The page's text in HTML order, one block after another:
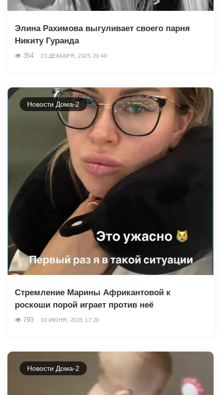
Элина Рахимова выгуливает своего парня
Никиту Гуранда
354 23 ДЕКАБРЯ, 2025 20:40
Новости Дома-2
Стремление Марины Африкантовой к
роскоши порой играет против неё
793 10 ИЮНЯ, 2025 17:20
Новости Дома-2